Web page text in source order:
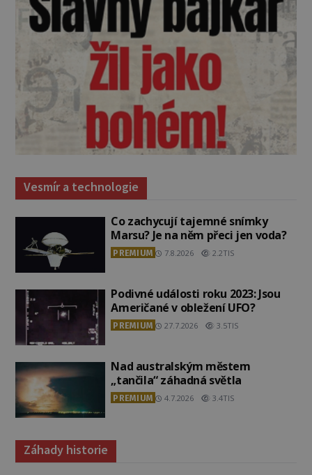
Vesmír a technologie
Co zachycují tajemné snímky
Marsu? Je na něm přeci jen voda?
PREMIUM 7.8.2026 2.2TIS
Podivné události roku 2023: Jsou
Američané v obležení UFO?
PREMIUM 27.7.2026 3.5TIS
Nad australským městem
„tančila“ záhadná světla
PREMIUM 4.7.2026 3.4TIS
Záhady historie